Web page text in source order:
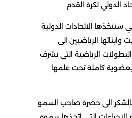
الدولي لكرة القدم.
ستتخذها الاتحادات الدولية
الرياضيين الى
الرياضية التي تشرف
بعضوية كاملة تحت علمها
الى حضرة صاحب السمو